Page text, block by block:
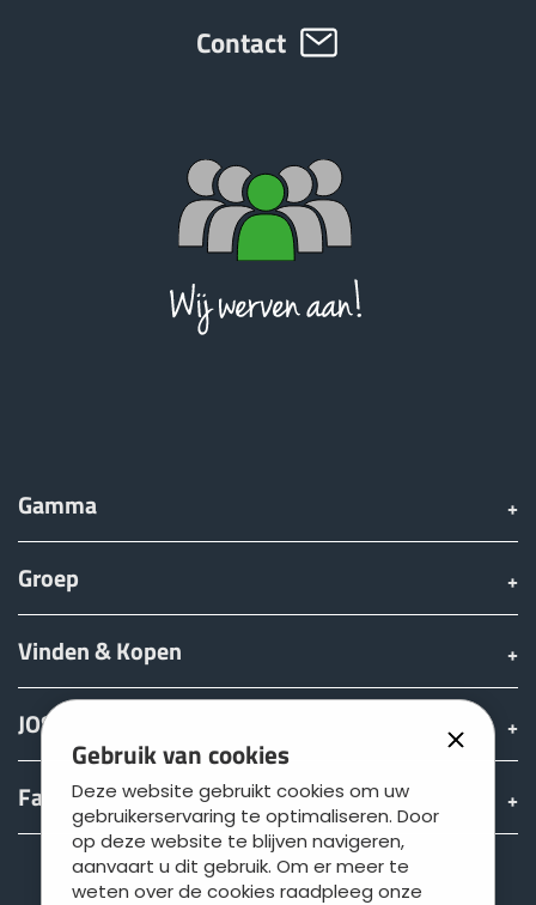
Gebruik van cookies
Deze website gebruikt cookies om uw
gebruikerservaring te optimaliseren. Door
op deze website te blijven navigeren,
aanvaart u dit gebruik. Om er meer te
weten over de cookies raadpleeg onze
Contact
Gamma
Groep
Vinden & Kopen
JOSKIN wereld
Fan shop
Teamviewer